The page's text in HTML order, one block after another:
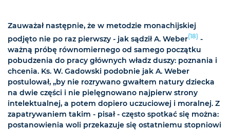
Zauważał następnie, że w metodzie monachijskiej
podjęto nie po raz pierwszy - jak sądził A. Weber(18) -
ważną próbę równomiernego od samego początku
pobudzenia do pracy głównych władz duszy: poznania i
chcenia. Ks. W. Gadowski podobnie jak A. Weber
postulował, „by nie rozrywano gwałtem natury dziecka
na dwie części i nie pielęgnowano najpierw strony
intelektualnej, a potem dopiero uczuciowej i moralnej. Z
zapatrywaniem takim - pisał - często spotkać się można:
postanowienia woli przekazuje się ostatniemu stopniowi